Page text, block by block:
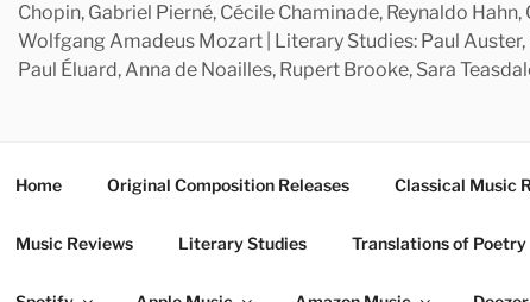
Chopin, Gabriel Pierné, Cécile Chaminade, Reynaldo
Wolfgang Amadeus Mozart | Literary Studies: Paul
Paul Éluard, Anna de Noailles, Rupert Brooke, Sara
Home Original Composition Releases Classical Music
Music Reviews Literary Studies Translations of Poetry